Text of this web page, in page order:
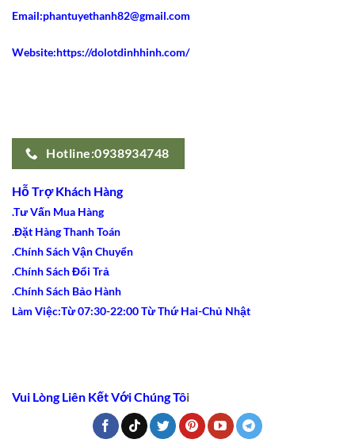
Email:phantuyethanh82@gmail.com
Website:https://dolotdinhhinh.com/
Hotline:0938934748
Hỗ Trợ Khách Hàng
.Tư Vấn Mua Hàng
.Đặt Hàng Thanh Toán
.Chính Sách Vận Chuyển
.Chính Sách Đổi Trả
.Chính Sách Bảo Hành
Làm Việc:Từ 07:30-22:00 Từ Thứ Hai-Chủ Nhật
Vui Lòng Liên Kết Với Chúng Tôi